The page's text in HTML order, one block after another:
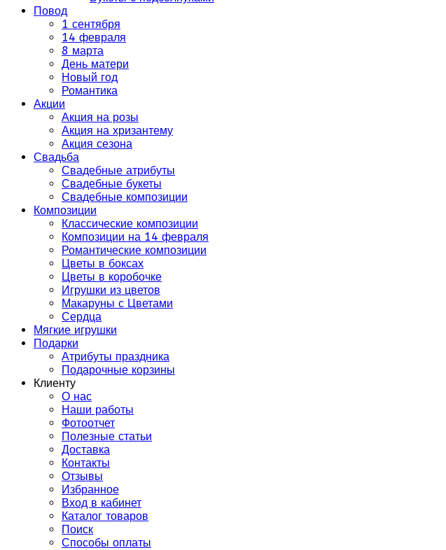
Повод
1 сентября
14 февраля
8 марта
День матери
Новый год
Романтика
Акции
Акция на розы
Акция на хризантему
Акция сезона
Свадьба
Свадебные атрибуты
Свадебные букеты
Свадебные композиции
Композиции
Классические композиции
Композиции на 14 февраля
Романтические композиции
Цветы в боксах
Цветы в коробочке
Игрушки из цветов
Макаруны с Цветами
Сердца
Мягкие игрушки
Подарки
Атрибуты праздника
Подарочные корзины
Клиенту
О нас
Наши работы
Фотоотчет
Полезные статьи
Доставка
Контакты
Отзывы
Избранное
Вход в кабинет
Каталог товаров
Поиск
Способы оплаты